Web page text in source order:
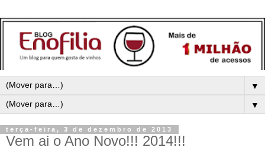
▼
▼
terça-feira, 3 de dezembro de 2013
Vem ai o Ano Novo!!! 2014!!!